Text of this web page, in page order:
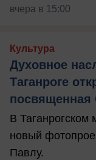
вчера в 15:00
Культура
Духовное
Таганроге
посвященная
В Таганрогском
новый
Павлу.